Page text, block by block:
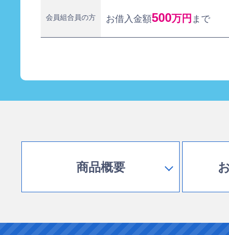
会員組合員の方 お借入金額500万円 まで
商品概要